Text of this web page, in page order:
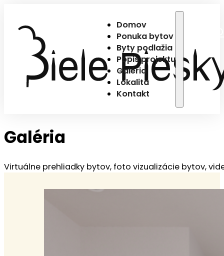
Domov
Ponuka bytov
Byty podlažia
Popis projektu
Galéria
Lokalita
Kontakt
Galéria
Virtuálne prehliadky bytov, foto vizualizácie bytov,